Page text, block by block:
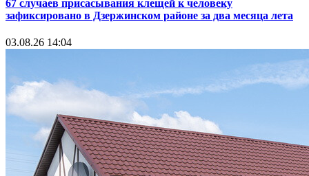
67 случаев присасывания клещей к человеку
зафиксировано в Дзержинском районе за два месяца лета
03.08.26 14:04